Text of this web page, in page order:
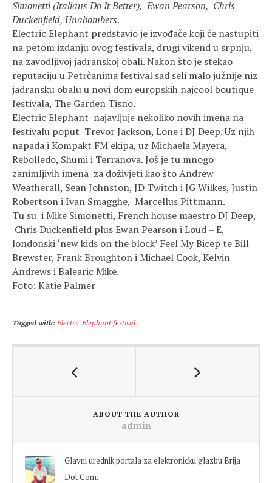
Simonetti (Italians Do It Better),Ewan Pearson, Chris
Duckenfield, Unabombers.
Electric Elephant predstavio je izvođače koji će nastupiti
na petom izdanju ovog festivala, drugi vikend u srpnju,
na zavodljivoj jadranskoj obali. Nakon što je stekao
reputaciju u Petrčanima festival sad seli malo južnije niz
jadransku obalu u novi dom europskih najcool boutique
festivala, The Garden Tisno.
Electric Elephant najavljuje nekoliko novih imena na
festivalu poput Trevor Jackson, Lone i DJ Deep. Uz njih
napada i Kompakt FM ekipa, uz Michaela Mayera,
Rebolledo, Shumi i Terranova. Još je tu mnogo
zanimljivih imena za doživjeti kao što Andrew
Weatherall, Sean Johnston, JD Twitch i JG Wilkes, Justin
Robertson i Ivan Smagghe, Marcellus Pittmann.
Tu su i Mike Simonetti, French house maestro DJ Deep,
Chris Duckenfield plus Ewan Pearson i Loud – E,
londonski ‘new kids on the block’ Feel My Bicep te Bill
Brewster, Frank Broughton i Michael Cook, Kelvin
Andrews i Balearic Mike.
Foto: Katie Palmer
Tagged with: Electric Elephant festival
ABOUT THE AUTHOR
admin
Glavni urednik portala za elektronicku glazbu Brija
Dot Com.